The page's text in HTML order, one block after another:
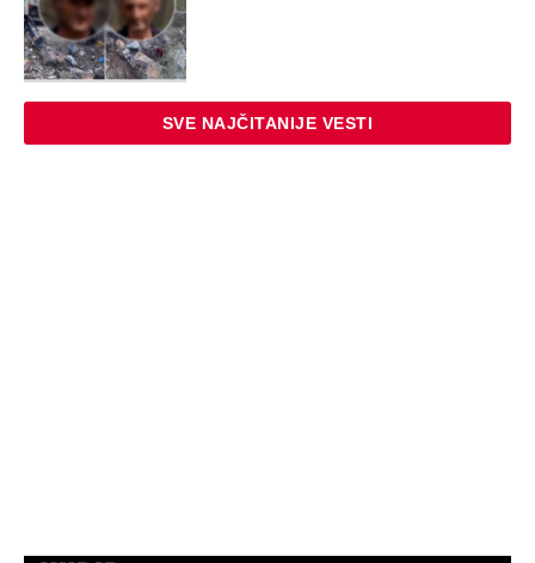
SVE NAJČITANIJE VESTI